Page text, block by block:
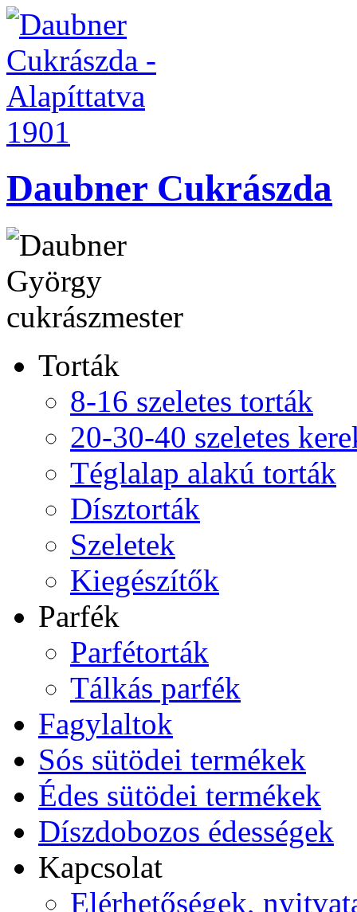
Daubner Cukrászda
Torták
8-16 szeletes torták
20-30-40 szeletes
Téglalap alakú torták
Dísztorták
Szeletek
Kiegészítők
Parfék
Parfétorták
Tálkás parfék
Fagylaltok
Sós sütödei termékek
Édes sütödei termékek
Díszdobozos édességek
Kapcsolat
Elérhetőségek,